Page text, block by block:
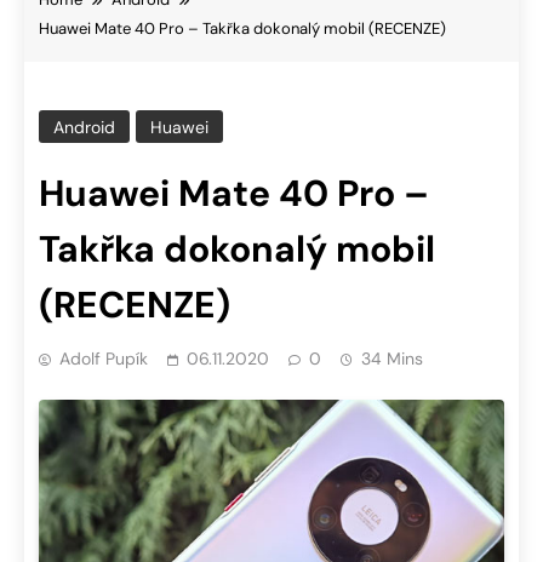
Huawei Mate 40 Pro – Takřka dokonalý mobil (RECENZE)
Android Huawei
Huawei Mate 40 Pro –
Takřka dokonalý mobil
(RECENZE)
Adolf Pupík 06.11.2020 0 34 Mins